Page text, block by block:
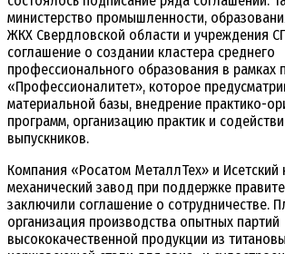
министерство промышленности,
ЖКХ Свердловской области и учреждения
соглашение о создании кластера среднего
профессионального образования в рамках
«Профессионалитет», которое
материальной базы, внедрение практико-
программ, организацию практик и
выпускников.
Компания «Росатом МеталлТех» и Исетский
механический завод при поддержке
заключили соглашение о сотрудничестве.
организация производства опытных партий
высококачественной продукции из